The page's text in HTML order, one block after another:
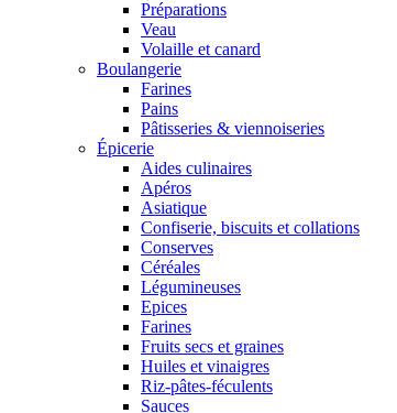
Préparations
Veau
Volaille et canard
Boulangerie
Farines
Pains
Pâtisseries & viennoiseries
Épicerie
Aides culinaires
Apéros
Asiatique
Confiserie, biscuits et collations
Conserves
Céréales
Légumineuses
Epices
Farines
Fruits secs et graines
Huiles et vinaigres
Riz-pâtes-féculents
Sauces